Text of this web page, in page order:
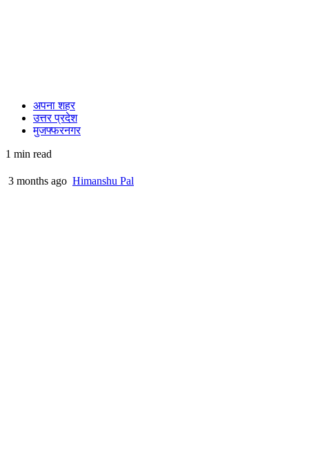
अपना शहर
उत्तर प्रदेश
मुजफ्फरनगर
1 min read
3 months ago Himanshu Pal